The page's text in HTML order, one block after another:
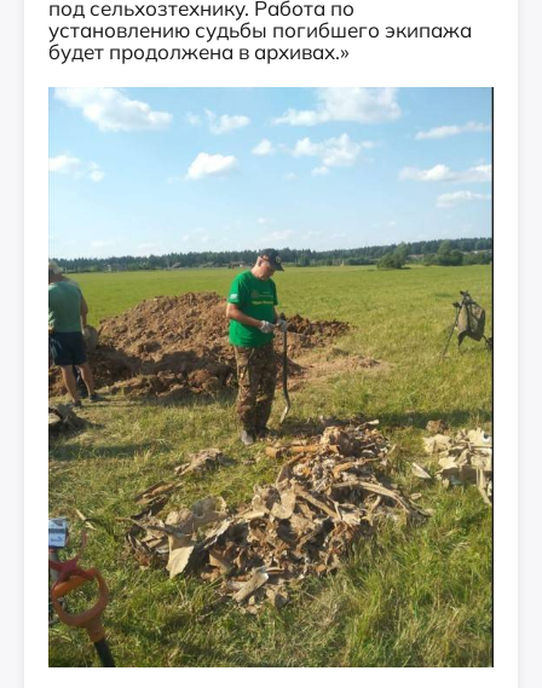
под сельхозтехнику. Работа по
установлению судьбы погибшего экипажа
будет продолжена в архивах.»